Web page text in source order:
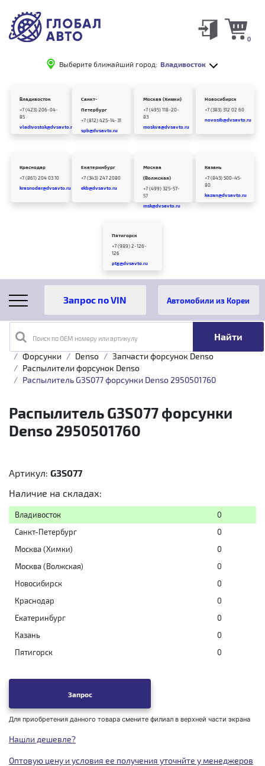
Выберите ближайший город: Владивосток
0
Владивосток
+7 (423) 206-04-
85
vladivostok@dvsavto.ru
Санкт-
Петербург
+7 (812) 425-14-31
spb@dvsavto.ru
Москва (Химки)
+7 (495) 118-20-
83
moskva@dvsavto.ru
Новосибирск
+7 (383) 312 02 60
novosib@dvsavto.ru
Краснодар
+7 (861) 204 03 10
krasnodar@dvsavto.ru
Екатеринбург
+7 (343) 247 2080
ekb@dvsavto.ru
Москва
(Волжская)
+7 (499) 325-57-
57
msk@dvsavto.ru
Казань
+7 (843) 500-45-
80
kazan@dvsavto.ru
Пятигорск
+7 (989) 2-126-
126
ptg@dvsavto.ru
Поиск по OEM номеру или артикулу
Автомобили из Кореи
Главная Каталог товаров
Топливная аппаратура
Форсунки
Denso
Запчасти форсунок Denso
Распылители форсунок Denso
Распылитель G3S077 форсунки Denso 2950501760
Распылитель G3S077 форсунки
Denso 2950501760
Артикул: G3S077
Наличие на складах:
Владивосток
0
Санкт-Петербург
0
Москва (Химки)
0
Москва (Волжская)
0
Новосибирск
0
Краснодар
0
Екатеринбург
0
Казань
0
Пятигорск
0
Запрос
Для приобретения данного товара смените филиал в верхней части экрана
Нашли дешевле?
Оптовую цену и условия ее получения уточнйте у менеджеров